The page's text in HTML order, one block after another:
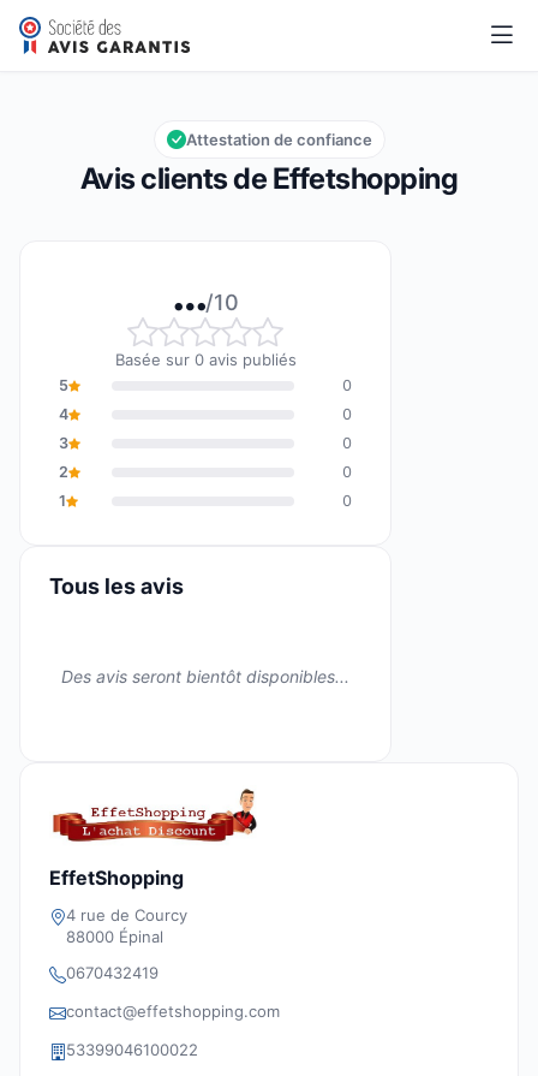
Effetshopping
Note globale : … sur 10
…/10
Avis clients de Effetshopping
Attestation de confiance
…/10
Note globale : … sur 10
Basée sur 0 avis publiés
5
0
4
0
3
0
2
0
1
0
Tous les avis
Des avis seront bientôt disponibles...
EffetShopping
4 rue de Courcy
88000 Épinal
0670432419
contact@effetshopping.com
53399046100022